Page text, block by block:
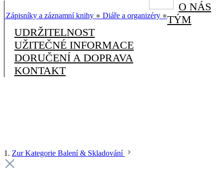
Zápisníky a záznamní knihy ● Diáře a organizéry ●
O NÁS
TÝM
UDRŽITELNOST
UŽITEČNÉ INFORMACE
DORUČENÍ A DOPRAVA
KONTAKT
1. Zur Kategorie Balení & Skladování